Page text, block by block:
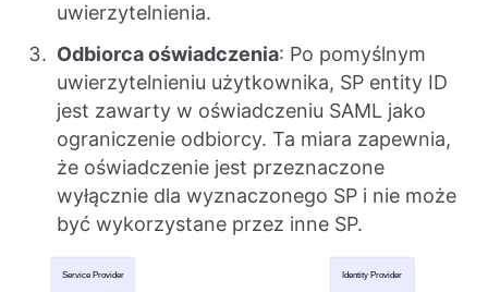
uwierzytelnienia.
Odbiorca oświadczenia: Po pomyślnym
uwierzytelnieniu użytkownika, SP entity ID
jest zawarty w oświadczeniu SAML jako
ograniczenie odbiorcy. Ta miara zapewnia,
że oświadczenie jest przeznaczone
wyłącznie dla wyznaczonego SP i nie może
być wykorzystane przez inne SP.